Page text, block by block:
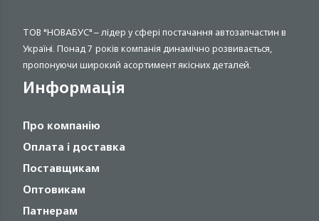
ТОВ "НОВАБУС" – лідер у сфері постачання автозапчастин в
Україні. Понад 7 років компанія динамічно розвивається,
пропонуючи широкий асортимент якісних деталей.
Информація
Про компанію
Оплата і доставка
Поставщикам
Оптовикам
Патнерам